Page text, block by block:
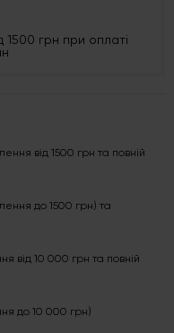
1500 грн при оплаті
від 1500 грн та повній
до 1500 грн) та
від 10 000 грн та повній
до 10 000 грн)